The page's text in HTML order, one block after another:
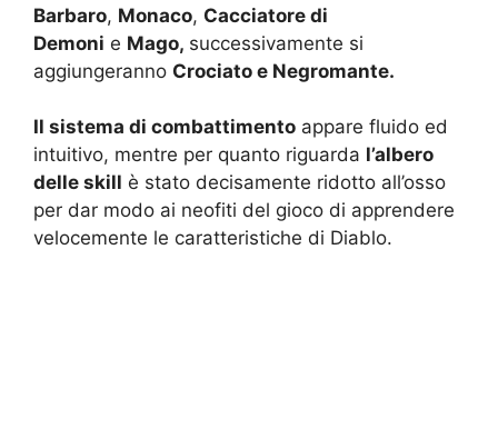
Barbaro, Monaco, Cacciatore di
Demoni e Mago, successivamente si
aggiungeranno Crociato e Negromante.
Il sistema di combattimento appare fluido ed
intuitivo, mentre per quanto riguarda l’albero
delle skill è stato decisamente ridotto all’osso
per dar modo ai neofiti del gioco di apprendere
velocemente le caratteristiche di Diablo.